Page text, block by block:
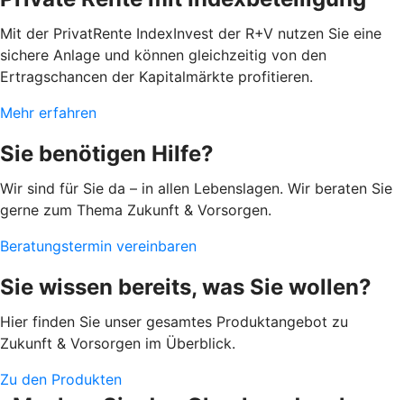
Mit der PrivatRente IndexInvest der R+V nutzen Sie eine
sichere Anlage und können gleichzeitig von den
Ertragschancen der Kapitalmärkte profitieren.
Mehr erfahren
Sie benötigen Hilfe?
Wir sind für Sie da – in allen Lebenslagen. Wir beraten Sie
gerne zum Thema Zukunft & Vorsorgen.
Beratungstermin vereinbaren
Sie wissen bereits, was Sie wollen?
Hier finden Sie unser gesamtes Produktangebot zu
Zukunft & Vorsorgen im Überblick.
Zu den Produkten